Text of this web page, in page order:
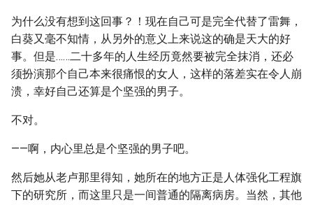
为什么没有想到这回事？！现在自己可是完全代替了雷舞，
白葵又毫不知情，从另外的意义上来说这的确是天大的好
事。但是……二十多年的人生经历竟然要被完全抹消，还必
须扮演那个自己本来很痛恨的女人，这样的落差实在令人崩
溃，幸好自己还算是个坚强的男子。
不对。
——啊，内心里总是个坚强的男子吧。
然后她从老卢那里得知，她所在的地方正是人体强化工程旗
下的研究所，而这里只是一间普通的隔离病房。当然，其他